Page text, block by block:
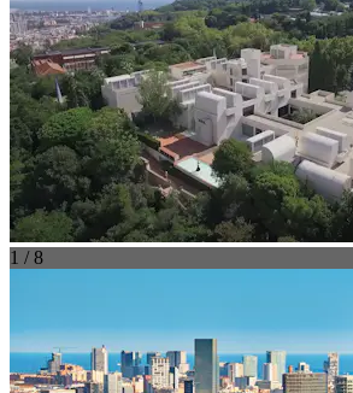
1 / 8